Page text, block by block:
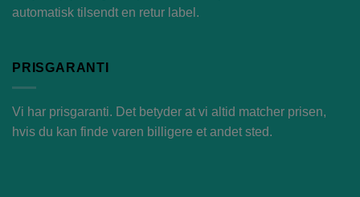
automatisk tilsendt en retur label.
PRISGARANTI
Vi har prisgaranti. Det betyder at vi altid matcher prisen,
hvis du kan finde varen billigere et andet sted.